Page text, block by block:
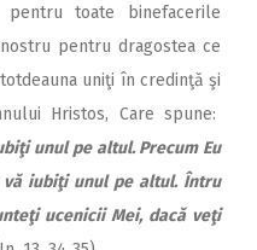
pentru toate binefacerile
pentru dragostea ce
uniţi în credinţă şi
Hristos, Care spune:
unul pe altul. Precum Eu
vă iubiţi unul pe altul. Întru
ucenicii Mei, dacă veţi